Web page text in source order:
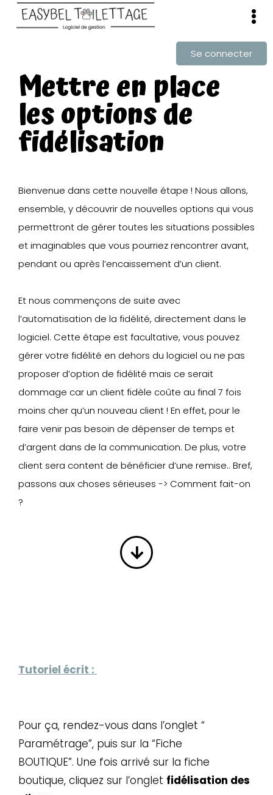
Se connecter
Mettre en place
les options de
fidélisation
Bienvenue dans cette nouvelle étape ! Nous allons,
ensemble, y découvrir de nouvelles options qui vous
permettront de gérer toutes les situations possibles
et imaginables que vous pourriez rencontrer avant,
pendant ou après l’encaissement d’un client.
Et nous commençons de suite avec
l’automatisation de la fidélité, directement dans le
logiciel. Cette étape est facultative, vous pouvez
gérer votre fidélité en dehors du logiciel ou ne pas
proposer d’option de fidélité mais ce serait
dommage car un client fidèle coûte au final 7 fois
moins cher qu’un nouveau client ! En effet, pour le
faire venir pas besoin de dépenser de temps et
d’argent dans de la communication. De plus, votre
client sera content de bénéficier d’une remise.. Bref,
passons aux choses sérieuses -> Comment fait-on
?
Tutoriel écrit :
Pour ça, rendez-vous dans l’onglet “
Paramétrage”, puis sur la “Fiche
BOUTIQUE”. Une fois arrivé sur la fiche
boutique, cliquez sur l’onglet fidélisation des